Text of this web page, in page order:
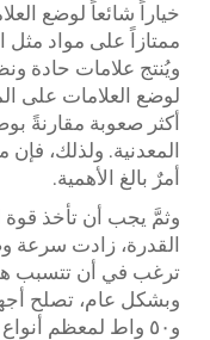
خياراً شائعاً لوضع
ممتازاً على مواد مثل
لوضع العلامات على
أكثر صعوبة مقارنةً
المعدنية. ولذلك،
أمرٌ بالغ الأهمية.
وثمَّ يجب أن تأخذ قوة
القدرة، زادت سرعة
ترغب في أن تتسبب
و٥٠ واط لمعظم